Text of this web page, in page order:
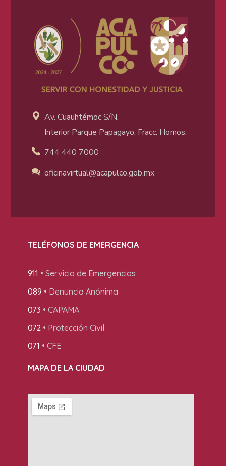
Av. Cuauhtémoc S/N,
Interior Parque Papagayo, Fracc. Hornos.
744 440 7000
oficinavirtual@acapulco.gob.mx
TELÉFONOS DE EMERGENCIA
911 • Servicio de Emergencias
089 • Denuncia Anónima
073 • CAPAMA
072• Protección Civil
071 • CFE
MAPA DE LA CIUDAD